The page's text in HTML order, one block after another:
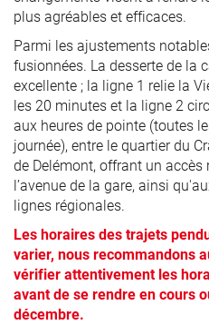
plus agréables et efficaces.
Parmi les ajustements
fusionnées. La desserte de la
excellente ; la ligne 1 relie la
les 20 minutes et la ligne 2
aux heures de pointe (toutes
journée), entre le quartier du
de Delémont, offrant un
l’avenue de la gare, ainsi
lignes régionales.
Les horaires des trajets
varier, nous recommandons
vérifier attentivement les
avant de se rendre en cours
décembre.